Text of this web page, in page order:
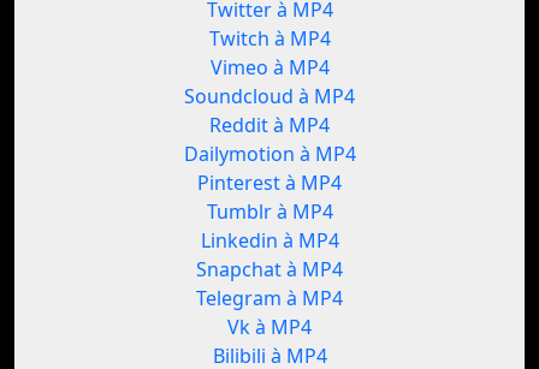
Twitter à MP4
Twitch à MP4
Vimeo à MP4
Soundcloud à MP4
Reddit à MP4
Dailymotion à MP4
Pinterest à MP4
Tumblr à MP4
Linkedin à MP4
Snapchat à MP4
Telegram à MP4
Vk à MP4
Bilibili à MP4